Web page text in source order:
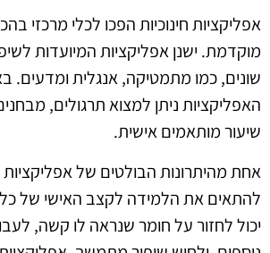
אפליקציות חינוכיות הפכו לכלי מרכזי
מוקדמת. ישנן אפליקציות המיועדות
שונים, כמו מתמטיקה, אנגלית ומדעים.
האפליקציות ניתן למצוא תרגולים,
שיעור מותאמים אישית.
אחת מהיתרונות הבולטים של אפליקציות
להתאים את הלמידה לקצב האישי של
יכול לחזור על חומר שנראה לו קשה,